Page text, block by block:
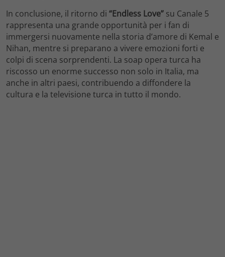
In conclusione, il ritorno di “Endless Love” su Canale 5
rappresenta una grande opportunità per i fan di
immergersi nuovamente nella storia d’amore di Kemal e
Nihan, mentre si preparano a vivere emozioni forti e
colpi di scena sorprendenti. La soap opera turca ha
riscosso un enorme successo non solo in Italia, ma
anche in altri paesi, contribuendo a diffondere la
cultura e la televisione turca in tutto il mondo.